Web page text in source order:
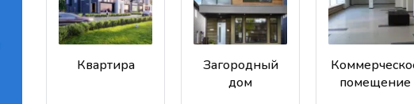
Квартира
Загородный
дом
помещение